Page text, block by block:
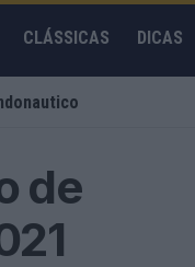
CLÁSSICAS DICAS
de